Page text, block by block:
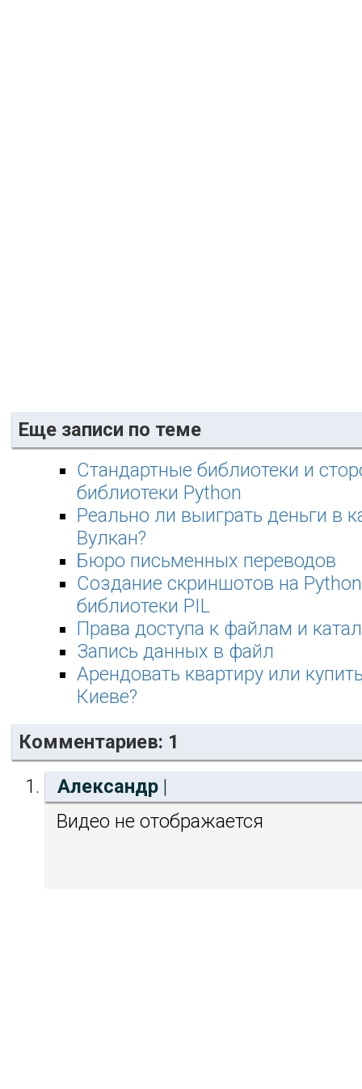
Еще записи по теме
Стандартные библиотеки и
библиотеки Python
Реально ли выиграть деньги в
Вулкан?
Бюро письменных переводов
Создание скриншотов на
библиотеки PIL
Права доступа к файлам и
Запись данных в файл
Арендовать квартиру или
Киеве?
Комментариев: 1
Александр |
Видео не отображается